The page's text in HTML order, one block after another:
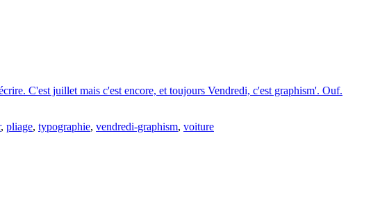
C'est juillet mais c'est encore, et toujours Vendredi, c'est graphism'. Ouf.
, pliage, typographie, vendredi-graphism, voiture